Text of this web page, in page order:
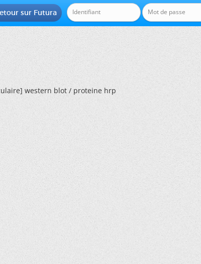
sur Futura
western blot / proteine hrp